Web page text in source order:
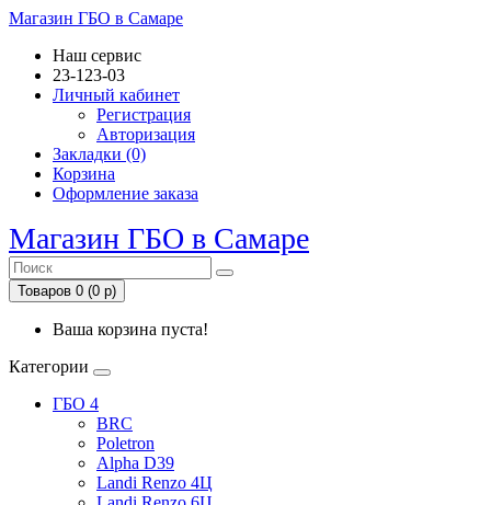
Магазин ГБО в Самаре
Наш сервис
23-123-03
Личный кабинет
Регистрация
Авторизация
Закладки (0)
Корзина
Оформление заказа
Магазин ГБО в Самаре
Товаров 0 (0 р)
Ваша корзина пуста!
Категории
ГБО 4
BRC
Poletron
Alpha D39
Landi Renzo 4Ц